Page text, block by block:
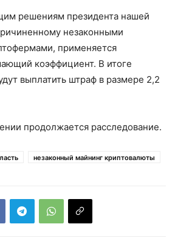
решениям президента нашей
незаконными
применяется
коэффициент. В итоге
выплатить штраф в размере 2,2
продолжается расследование.
незаконный майнинг криптовалюты